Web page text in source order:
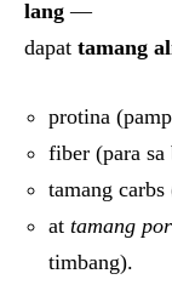
lang —
dapat tamang
protina
fiber (para
tamang
at tamang
timbang).